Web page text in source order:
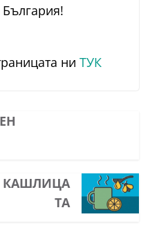
ни ТУК
КАШЛИЦА
ТА